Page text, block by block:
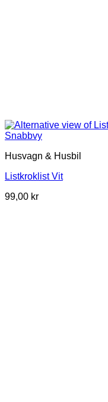
Snabbvy
Husvagn & Husbil
Listkroklist Vit
99,00 kr